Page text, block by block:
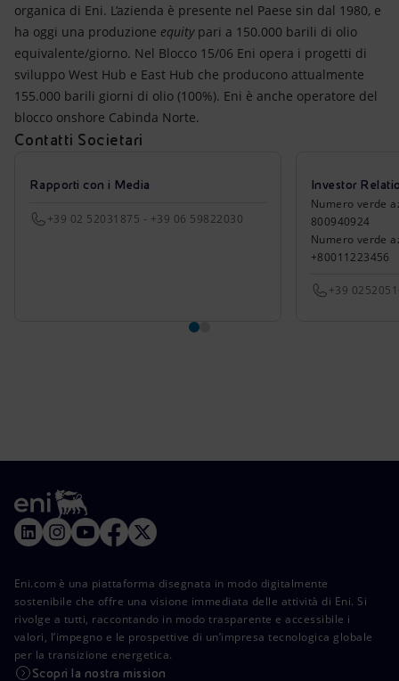
organica di Eni. L’azienda è presente nel Paese sin dal 1980, e
ha oggi una produzione equitypari a 150.000 barili di olio
equivalente/giorno. Nel Blocco 15/06 Eni opera i progetti di
sviluppo West Hub e East Hub che producono attualmente
155.000 barili giorni di olio (100%). Eni è anche operatore del
blocco onshore Cabinda Norte.
Contatti Societari
Rapporti con i Media
+39 02 52031875 - +39 06 59822030
Investor
Numero verde
800940924
Numero verde
+80011223456
+39
Eni.com è una piattaforma disegnata in modo digitalmente
sostenibile che offre una visione immediata delle attività di Eni. Si
rivolge a tutti, raccontando in modo trasparente e accessibile i
valori, l’impegno e le prospettive di un’impresa tecnologica globale
per la transizione energetica.
Scopri la nostra mission